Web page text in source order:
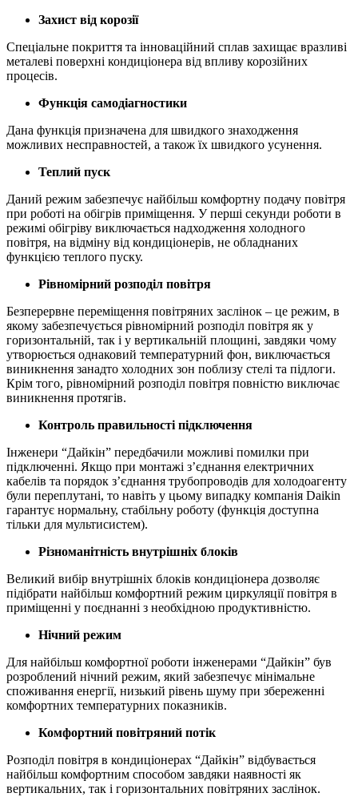
Захист від корозії
Спеціальне покриття та інноваційний сплав захищає вразливі
металеві поверхні кондиціонера від впливу корозійних
процесів.
Функція самодіагностики
Дана функція призначена для швидкого знаходження
можливих несправностей, а також їх швидкого усунення.
Теплий пуск
Даний режим забезпечує найбільш комфортну подачу повітря
при роботі на обігрів приміщення. У перші секунди роботи в
режимі обігріву виключається надходження холодного
повітря, на відміну від кондиціонерів, не обладнаних
функцією теплого пуску.
Рівномірний розподіл повітря
Безперервне переміщення повітряних заслінок – це режим, в
якому забезпечується рівномірний розподіл повітря як у
горизонтальній, так і у вертикальній площині, завдяки чому
утворюється однаковий температурний фон, виключається
виникнення занадто холодних зон поблизу стелі та підлоги.
Крім того, рівномірний розподіл повітря повністю виключає
виникнення протягів.
Контроль правильності підключення
Інженери “Дайкін” передбачили можливі помилки при
підключенні. Якщо при монтажі з’єднання електричних
кабелів та порядок з’єднання трубопроводів для холодоагенту
були переплутані, то навіть у цьому випадку компанія Daikin
гарантує нормальну, стабільну роботу (функція доступна
тільки для мультисистем).
Різноманітність внутрішніх блоків
Великий вибір внутрішніх блоків кондиціонера дозволяє
підібрати найбільш комфортний режим циркуляції повітря в
приміщенні у поєднанні з необхідною продуктивністю.
Нічний режим
Для найбільш комфортної роботи інженерами “Дайкін” був
розроблений нічний режим, який забезпечує мінімальне
споживання енергії, низький рівень шуму при збереженні
комфортних температурних показників.
Комфортний повітряний потік
Розподіл повітря в кондиціонерах “Дайкін” відбувається
найбільш комфортним способом завдяки наявності як
вертикальних, так і горизонтальних повітряних заслінок.